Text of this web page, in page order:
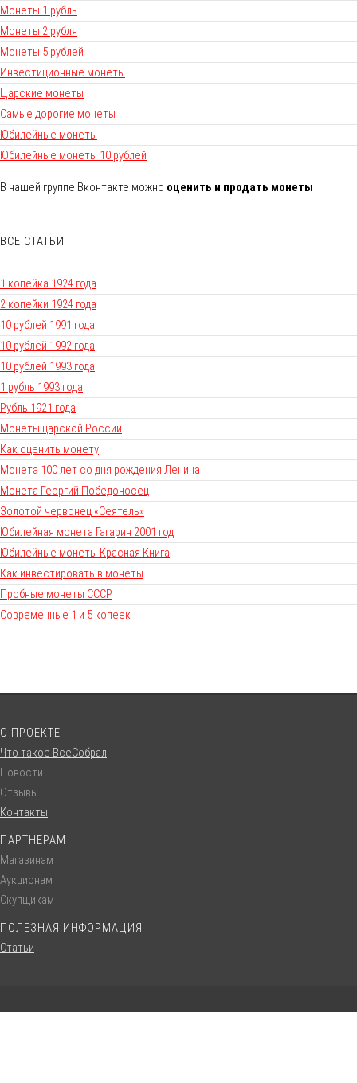
Монеты 1 рубль
Монеты 2 рубля
Монеты 5 рублей
Инвестиционные монеты
Царские монеты
Самые дорогие монеты
Юбилейные монеты
Юбилейные монеты 10 рублей
В нашей группе Вконтакте можно оценить и продать монеты
ВСЕ СТАТЬИ
1 копейка 1924 года
2 копейки 1924 года
10 рублей 1991 года
10 рублей 1992 года
10 рублей 1993 года
1 рубль 1993 года
Рубль 1921 года
Монеты царской России
Как оценить монету
Монета 100 лет со дня рождения Ленина
Монета Георгий Победоносец
Золотой червонец «Сеятель»
Юбилейная монета Гагарин 2001 год
Юбилейные монеты Красная Книга
Как инвестировать в монеты
Пробные монеты СССР
Современные 1 и 5 копеек
О ПРОЕКТЕ
Что такое ВсеСобрал
Новости
Отзывы
Контакты
ПАРТНЕРАМ
Магазинам
Аукционам
Скупщикам
ПОЛЕЗНАЯ ИНФОРМАЦИЯ
Статьи